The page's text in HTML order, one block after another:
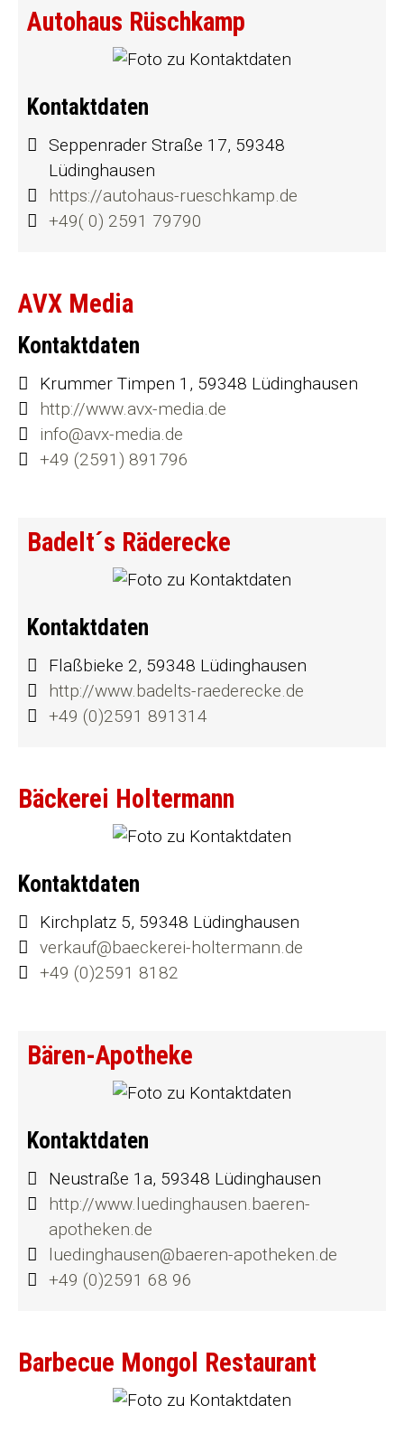
Autohaus Rüschkamp
Kontaktdaten
Seppenrader Straße 17, 59348
Lüdinghausen
https://autohaus-rueschkamp.de
+49( 0) 2591 79790
AVX Media
Kontaktdaten
Krummer Timpen 1, 59348 Lüdinghausen
http://www.avx-media.de
info@avx-media.de
+49 (2591) 891796
Badelt´s Räderecke
Kontaktdaten
Flaßbieke 2, 59348 Lüdinghausen
http://www.badelts-raederecke.de
+49 (0)2591 891314
Bäckerei Holtermann
Kontaktdaten
Kirchplatz 5, 59348 Lüdinghausen
verkauf@baeckerei-holtermann.de
+49 (0)2591 8182
Bären-Apotheke
Kontaktdaten
Neustraße 1a, 59348 Lüdinghausen
http://www.luedinghausen.baeren-
apotheken.de
luedinghausen@baeren-apotheken.de
+49 (0)2591 68 96
Barbecue Mongol Restaurant